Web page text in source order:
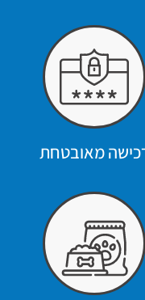
מאובטחת